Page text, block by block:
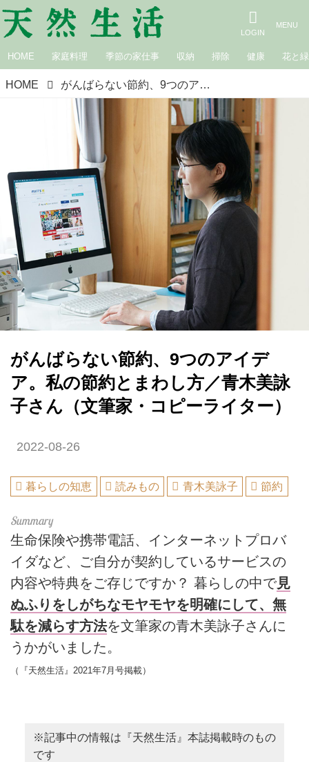
HOME 家庭料理 季節の家仕事 収納 掃除 健康 花と緑
HOME がんばらない節約、9つのアイデア。私の節約とまわし方／青木美詠子さん（文筆家・コピーライター）
がんばらない節約、9つのアイデ
ア。私の節約とまわし方／青木美詠
子さん（文筆家・コピーライター）
2022-08-26
暮らしの知恵 読みもの 青木美詠子 節約
生命保険や携帯電話、インターネットプロバ
イダなど、ご自分が契約しているサービスの
内容や特典をご存じですか？ 暮らしの中で見
ぬふりをしがちなモヤモヤを明確にして、無
駄を減らす方法を文筆家の青木美詠子さんに
うかがいました。
（『天然生活』2021年7月号掲載）
※記事中の情報は『天然生活』本誌掲載時のもの
です